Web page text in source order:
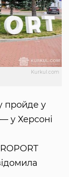
Kurkul.com
пройде у
у Херсоні